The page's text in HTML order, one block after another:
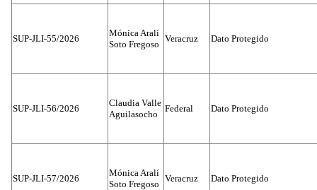
SUP-JLI-55/2026
Mónica Aralí
Soto Fregoso
Veracruz Dato Protegido
SUP-JLI-56/2026
Claudia Valle
Aguilasocho
Federal Dato Protegido
SUP-JLI-57/2026
Mónica Aralí
Soto Fregoso
Veracruz Dato Protegido